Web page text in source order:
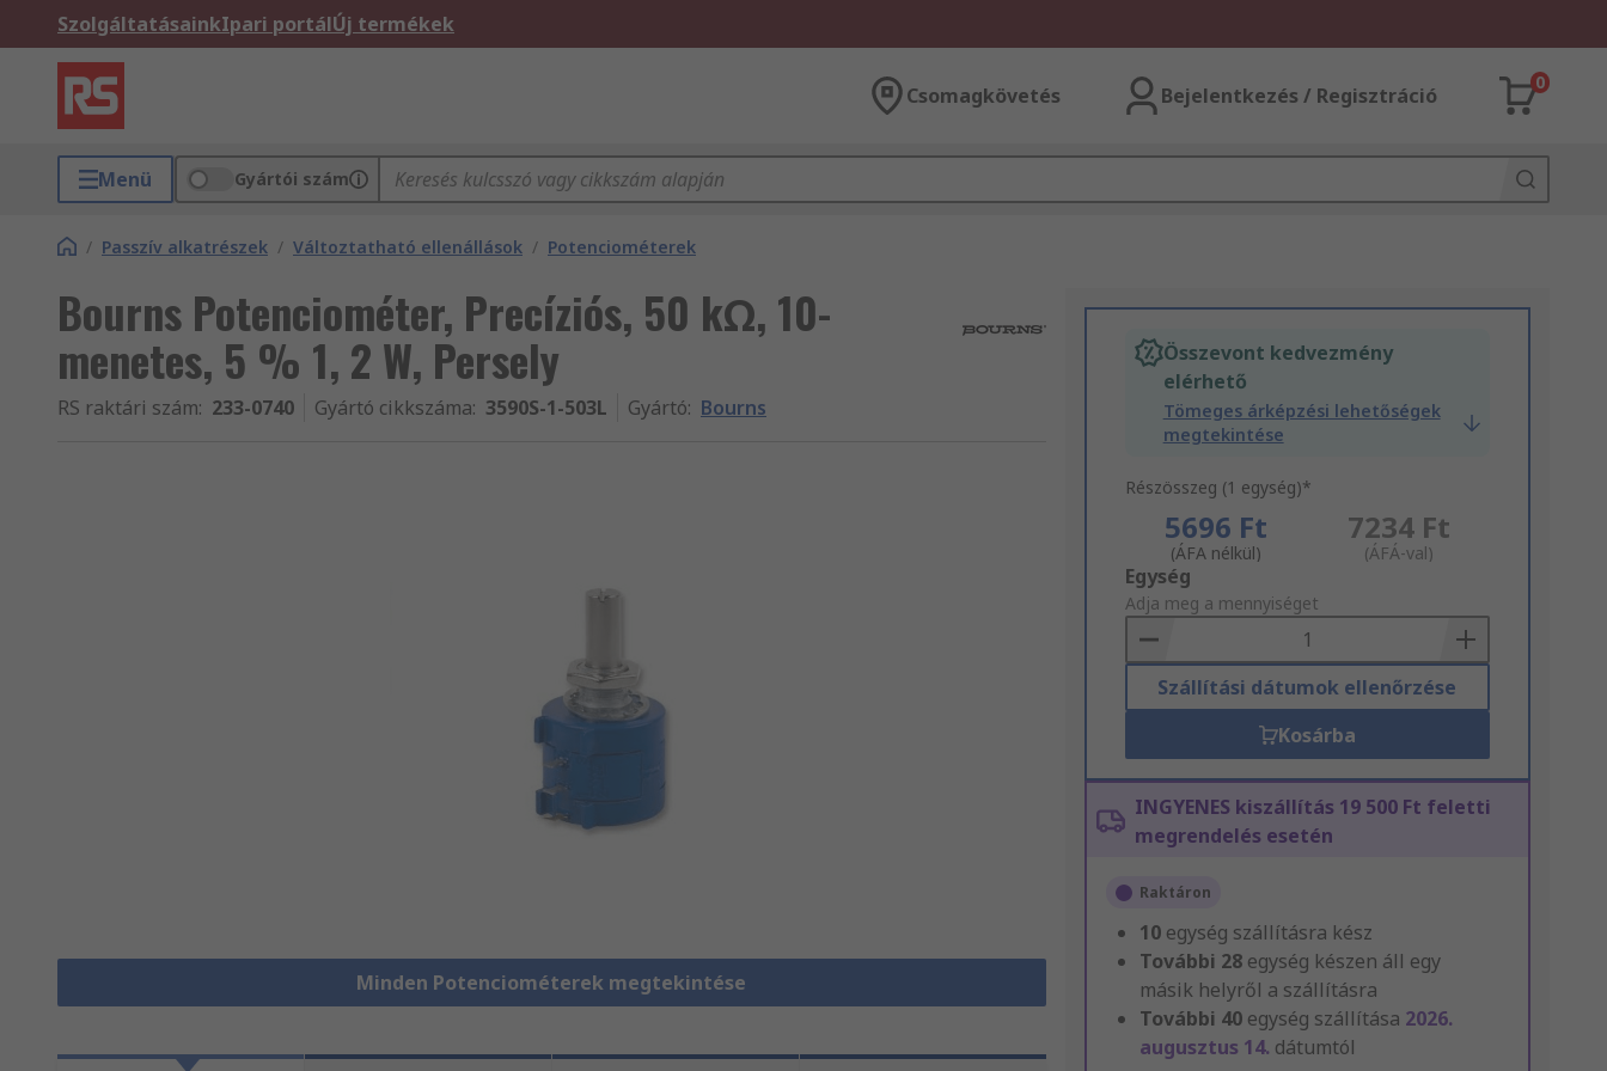
SzolgáltatásainkIpari portálÚj termékek
Csomagkövetés Bejelentkezés / Regisztráció
0
Menü Gyártói szám
/ Passzív alkatrészek / Változtatható ellenállások / Potenciométerek
Bourns Potenciométer, Precíziós, 50 kΩ, 10-
menetes, 5 % 1, 2 W, Persely
RS raktári szám: 233-0740 Gyártó cikkszáma: 3590S-1-503L Gyártó: Bourns
Minden Potenciométerek megtekintése
Összevont kedvezmény
elérhető
Tömeges árképzési lehetőségek
megtekintése
Részösszeg (1 egység)*
5696 Ft
(ÁFA nélkül)
7234 Ft
(ÁFÁ-val)
Add
to
Basket
Egység
Adja meg a mennyiséget
Szállítási dátumok ellenőrzése
Kosárba
INGYENES kiszállítás 19 500 Ft feletti
megrendelés esetén
Raktáron
10 egység szállításra kész
További 28 egység készen áll egy
másik helyről a szállításra
További 40 egység szállítása 2026.
augusztus 14. dátumtól